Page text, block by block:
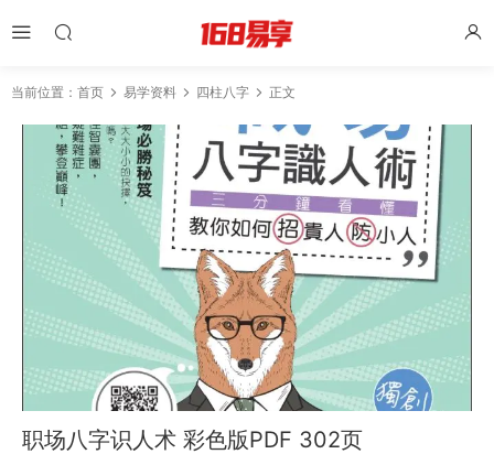
当前位置： 首页 易学资料 四柱八字 正文
职场八字识人术 彩色版PDF 302页